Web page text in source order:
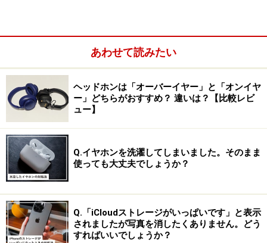
Amazonで見る
第4位 ゼンハイザー HD449
ゼンハイザーは開放型のイメージがありますが、本機は
めやすい価格で楽しめる好製品。再生周波数は16～
24000Hz（インピーダンスが32Ω、感度が114dB）。密
閉ながら音の篭った印象が少なく、切れ味のある音楽再
あわせて読みたい
ヘッドホンは「オーバーイヤー」と「オンイヤ
ー」どちらがおすすめ？ 違いは？【比較レビ
ュー】
Q.イヤホンを洗濯してしまいました。そのまま
使っても大丈夫でしょうか？
Q.「iCloudストレージがいっぱいです」と表示
されましたが写真を消したくありません。どう
すればいいでしょうか？